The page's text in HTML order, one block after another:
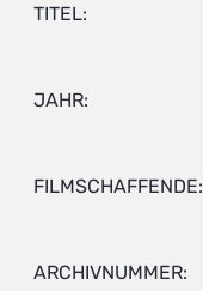
TITEL:
JAHR:
FILMSCHAFFENDE:
ARCHIVNUMMER: